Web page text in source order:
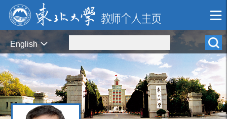
English